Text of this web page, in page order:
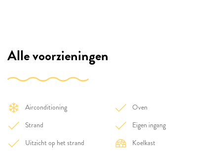
Alle voorzieningen
Airconditioning
Strand
Uitzicht op het strand
Oven
Eigen ingang
Koelkast